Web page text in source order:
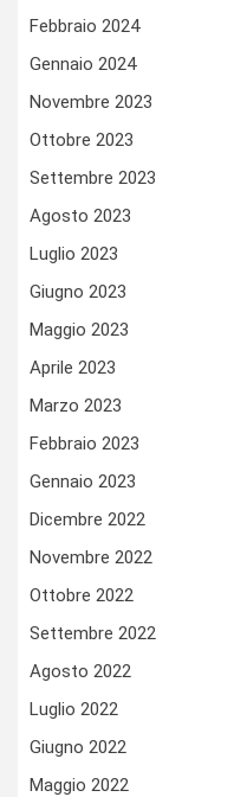
Febbraio 2024
Gennaio 2024
Novembre 2023
Ottobre 2023
Settembre 2023
Agosto 2023
Luglio 2023
Giugno 2023
Maggio 2023
Aprile 2023
Marzo 2023
Febbraio 2023
Gennaio 2023
Dicembre 2022
Novembre 2022
Ottobre 2022
Settembre 2022
Agosto 2022
Luglio 2022
Giugno 2022
Maggio 2022